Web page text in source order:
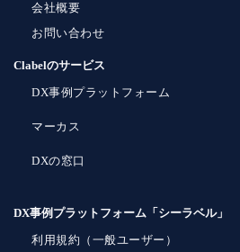
会社概要
お問い合わせ
Clabelのサービス
DX事例プラットフォーム
マーカス
DXの窓口
DX事例プラットフォーム「シーラベル」
利用規約（一般ユーザー）